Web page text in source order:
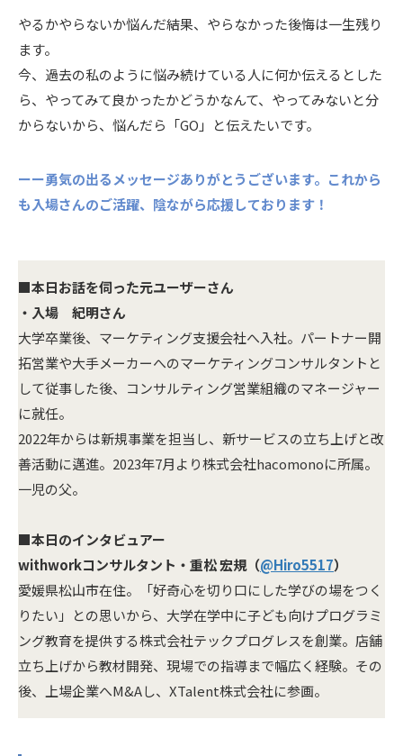
やるかやらないか悩んだ結果、やらなかった後悔は一生残り
ます。
今、過去の私のように悩み続けている人に何か伝えるとした
ら、やってみて良かったかどうかなんて、やってみないと分
からないから、悩んだら「GO」と伝えたいです。
ーー勇気の出るメッセージありがとうございます。これから
も入場さんのご活躍、陰ながら応援しております！
■本日お話を伺った元ユーザーさん
・入場 紀明さん
大学卒業後、マーケティング支援会社へ入社。パートナー開
拓営業や大手メーカーへのマーケティングコンサルタントと
して従事した後、コンサルティング営業組織のマネージャー
に就任。
2022年からは新規事業を担当し、新サービスの立ち上げと改
善活動に邁進。2023年7月より株式会社hacomonoに所属。
一児の父。
■本日のインタビュアー
withworkコンサルタント・重松 宏規（@Hiro5517）
愛媛県松山市在住。「好奇心を切り口にした学びの場をつく
りたい」との思いから、大学在学中に子ども向けプログラミ
ング教育を提供する株式会社テックプログレスを創業。店舗
立ち上げから教材開発、現場での指導まで幅広く経験。その
後、上場企業へM&Aし、XTalent株式会社に参画。